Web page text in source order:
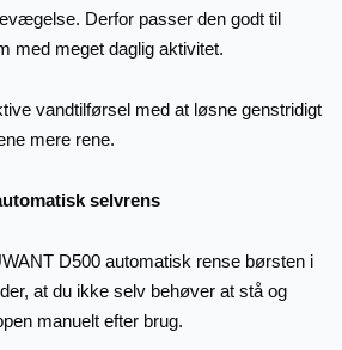
Derfor passer den godt til
med meget daglig aktivitet.
vandtilførsel med at løsne genstridigt
mere rene.
selvrens
D500 automatisk rense børsten i
at du ikke selv behøver at stå og
manuelt efter brug.